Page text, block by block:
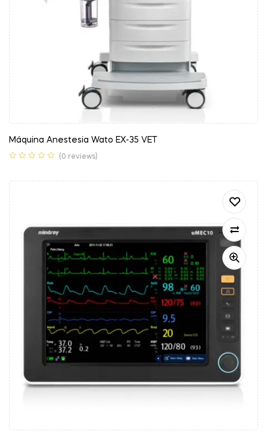
Máquina Anestesia Wato EX-35 VET
(0 reviews)